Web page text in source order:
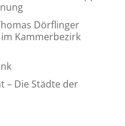
Dörflinger
Kammerbezirk
– Die Städte der